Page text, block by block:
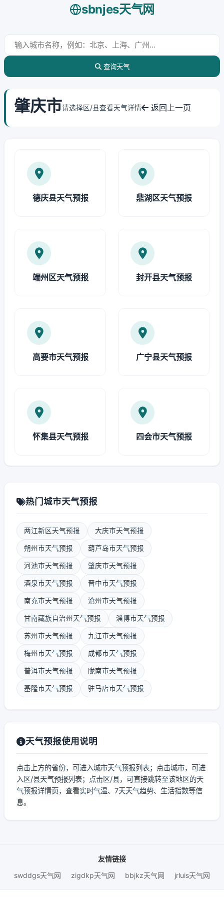
sbnjes天气网
查询天气
肇庆市请选择区/县查看天气详情 返回上一页
德庆县天气预报 鼎湖区天气预报
端州区天气预报 封开县天气预报
高要市天气预报 广宁县天气预报
怀集县天气预报 四会市天气预报
热门城市天气预报
两江新区天气预报 大庆市天气预报
朔州市天气预报 葫芦岛市天气预报
河池市天气预报 肇庆市天气预报
酒泉市天气预报 晋中市天气预报
南充市天气预报 沧州市天气预报
甘南藏族自治州天气预报 淄博市天气预报
苏州市天气预报 九江市天气预报
梅州市天气预报 成都市天气预报
普洱市天气预报 陇南市天气预报
基隆市天气预报 驻马店市天气预报
天气预报使用说明
点击上方的省份，可进入城市天气预报列表；点击城市，可进
入区/县天气预报列表；点击区/县，可直接跳转至该地区的天
气预报详情页，查看实时气温、7天天气趋势、生活指数等信
息。
友情链接
swddgs天气网
zigdkp天气网 bbjkz天气网 jrluis天气网